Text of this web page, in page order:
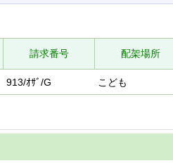
請求番号 配架場所
913/ｵｻﾞ/G こども